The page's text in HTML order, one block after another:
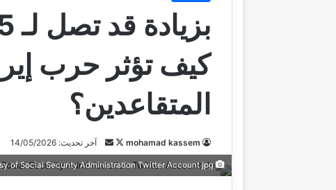
كيف تؤثر حرب
المتقاعدين؟
mohamad kassem
ت
ب س
آخر تحديث: 14/05/2026
Photo courtesy of Social Security Administration Twitter Account jpg